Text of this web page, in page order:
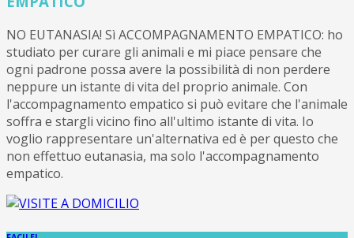
NO EUTANASIA! Sì ACCOMPAGNAMENTO EMPATICO: ho
studiato per curare gli animali e mi piace pensare che
ogni padrone possa avere la possibilità di non perdere
neppure un istante di vita del proprio animale. Con
l'accompagnamento empatico si può evitare che l'animale
soffra e stargli vicino fino all'ultimo istante di vita. Io
voglio rappresentare un'alternativa ed è per questo che
non effettuo eutanasia, ma solo l'accompagnamento
empatico.